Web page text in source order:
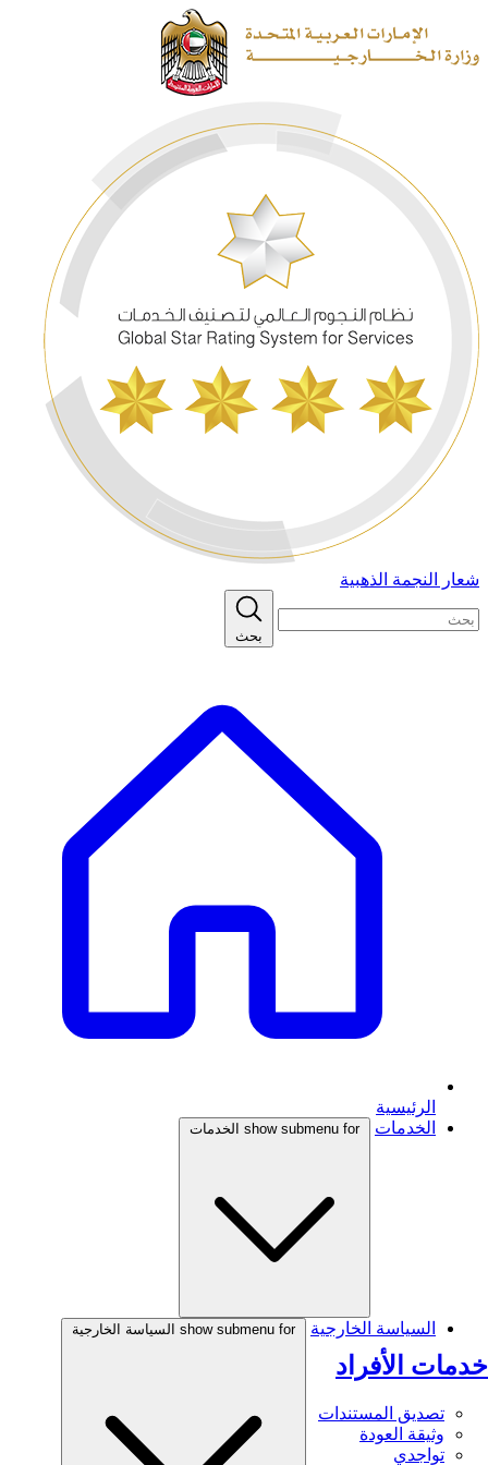
شعار النجمة الذهبية
بحث
الرئيسية
الخدمات
show submenu for الخدمات
خدمات الأفراد
تصديق المستندات
وثيقة العودة
تواجدي
السياسة الخارجية show submenu for السياسة الخارجية